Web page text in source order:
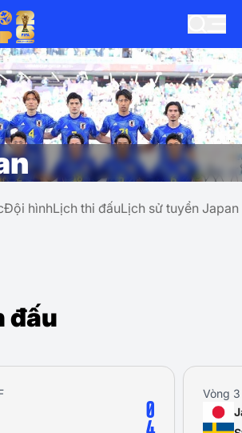
Đội hìnhLịch thi đấuLịch sử tuyển Japan
đấu
0
Vòng 3